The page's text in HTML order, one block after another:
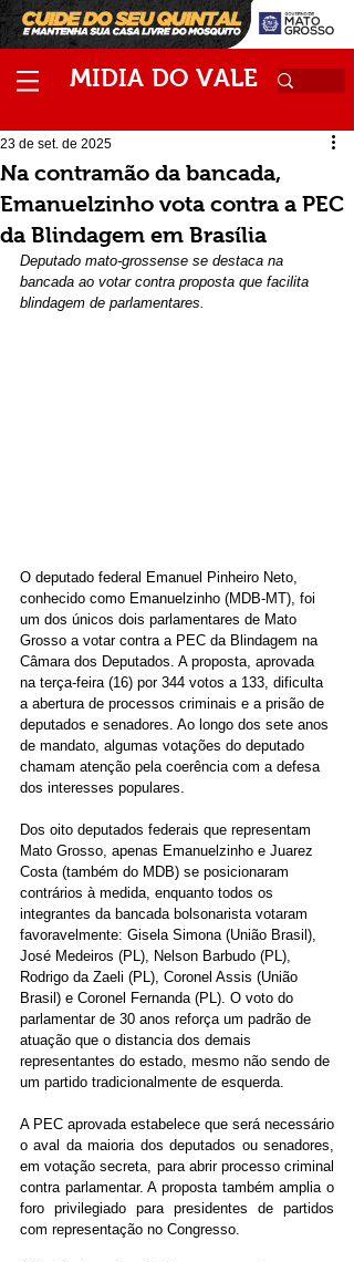
MIDIA DO VALE
Na contramão da bancada,
Emanuelzinho vota contra a PEC
da Blindagem em Brasília
23 de set. de 2025
Deputado mato-grossense se destaca na
bancada ao votar contra proposta que facilita
blindagem de parlamentares.
O deputado federal Emanuel Pinheiro Neto,
conhecido como Emanuelzinho (MDB-MT), foi
um dos únicos dois parlamentares de Mato
Grosso a votar contra a PEC da Blindagem na
Câmara dos Deputados. A proposta, aprovada
na terça-feira (16) por 344 votos a 133, dificulta
a abertura de processos criminais e a prisão de
deputados e senadores. Ao longo dos sete anos
de mandato, algumas votações do deputado
chamam atenção pela coerência com a defesa
dos interesses populares.
Dos oito deputados federais que representam
Mato Grosso, apenas Emanuelzinho e Juarez
Costa (também do MDB) se posicionaram
contrários à medida, enquanto todos os
integrantes da bancada bolsonarista votaram
favoravelmente: Gisela Simona (União Brasil),
José Medeiros (PL), Nelson Barbudo (PL),
Rodrigo da Zaeli (PL), Coronel Assis (União
Brasil) e Coronel Fernanda (PL). O voto do
parlamentar de 30 anos reforça um padrão de
atuação que o distancia dos demais
representantes do estado, mesmo não sendo de
um partido tradicionalmente de esquerda.
A PEC aprovada estabelece que será necessário
o aval da maioria dos deputados ou senadores,
em votação secreta, para abrir processo criminal
contra parlamentar. A proposta também amplia o
foro privilegiado para presidentes de partidos
com representação no Congresso.